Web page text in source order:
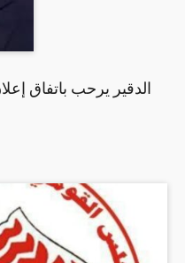
الدقير يرحب باتفاق